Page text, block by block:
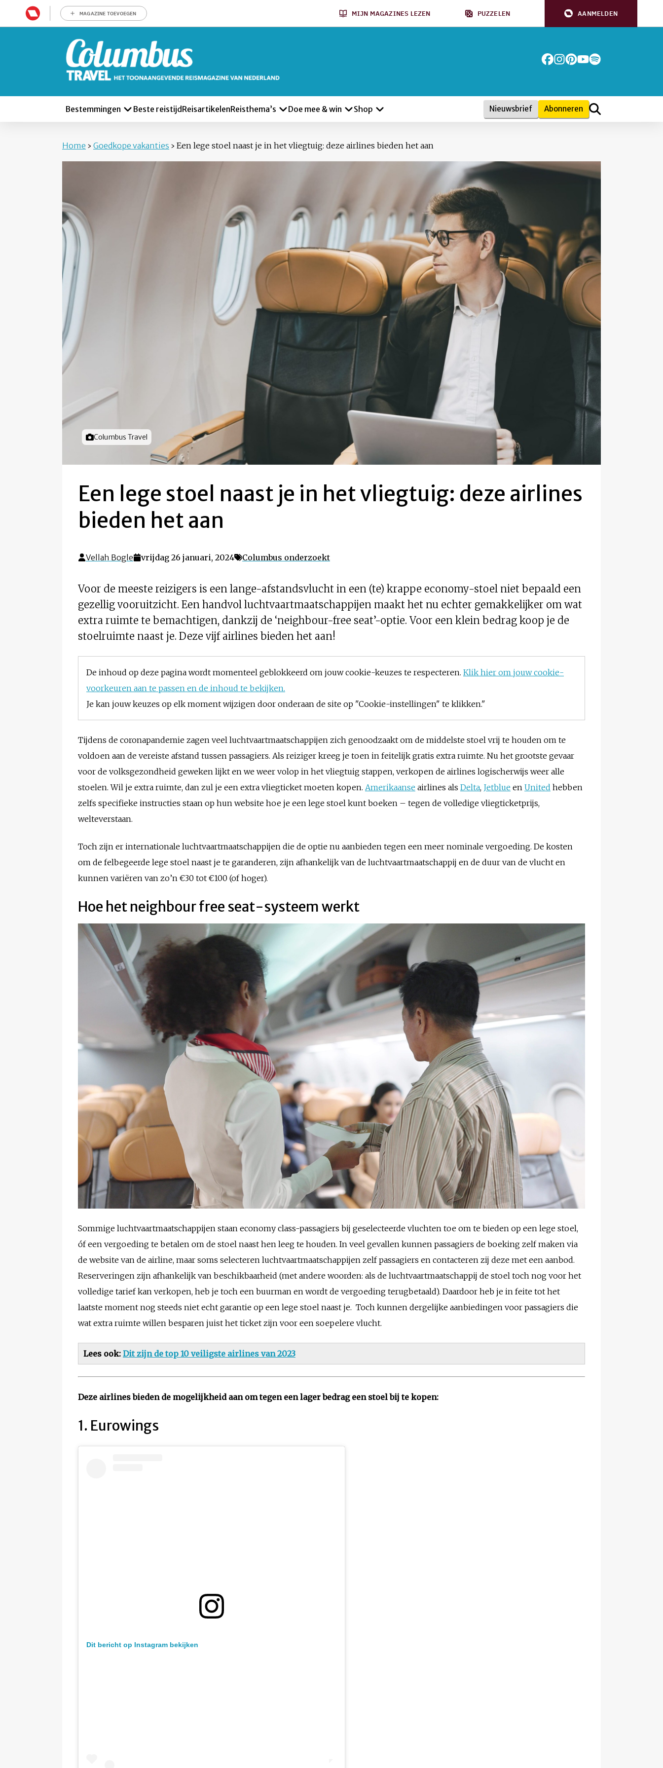
MAGAZINE TOEVOEGEN MIJN MAGAZINES LEZEN PUZZELEN AANMELDEN
Bestemmingen Beste reistijd ReisartikelenReisthema’s Doe mee & win Shop Nieuwsbrief Abonneren
Home › Goedkope vakanties › Een lege stoel naast je in het vliegtuig: deze airlines bieden het aan
Foto door
Columbus Travel
Een lege stoel naast je in het vliegtuig: deze airlines
bieden het aan
Vellah Bogle vrijdag 26 januari, 2024 Columbus onderzoekt
Voor de meeste reizigers is een lange-afstandsvlucht in een (te) krappe economy-stoel niet bepaald een
gezellig vooruitzicht. Een handvol luchtvaartmaatschappijen maakt het nu echter gemakkelijker om wat
extra ruimte te bemachtigen, dankzij de ‘neighbour-free seat’-optie. Voor een klein bedrag koop je de
stoelruimte naast je. Deze vijf airlines bieden het aan!
De inhoud op deze pagina wordt momenteel geblokkeerd om jouw cookie-keuzes te respecteren. Klik hier om jouw cookie-
voorkeuren aan te passen en de inhoud te bekijken.
Je kan jouw keuzes op elk moment wijzigen door onderaan de site op "Cookie-instellingen" te klikken."
Tijdens de coronapandemie zagen veel luchtvaartmaatschappijen zich genoodzaakt om de middelste stoel vrij te houden om te
voldoen aan de vereiste afstand tussen passagiers. Als reiziger kreeg je toen in feitelijk gratis extra ruimte. Nu het grootste gevaar
voor de volksgezondheid geweken lijkt en we weer volop in het vliegtuig stappen, verkopen de airlines logischerwijs weer alle
stoelen. Wil je extra ruimte, dan zul je een extra vliegticket moeten kopen. Amerikaanse airlines als Delta, Jetblue en United hebben
zelfs specifieke instructies staan op hun website hoe je een lege stoel kunt boeken – tegen de volledige vliegticketprijs,
welteverstaan.
Toch zijn er internationale luchtvaartmaatschappijen die de optie nu aanbieden tegen een meer nominale vergoeding. De kosten
om de felbegeerde lege stoel naast je te garanderen, zijn afhankelijk van de luchtvaartmaatschappij en de duur van de vlucht en
kunnen variëren van zo’n €30 tot €100 (of hoger).
Hoe het neighbour free seat-systeem werkt
Sommige luchtvaartmaatschappijen staan economy class-passagiers bij geselecteerde vluchten toe om te bieden op een lege stoel,
óf een vergoeding te betalen om de stoel naast hen leeg te houden. In veel gevallen kunnen passagiers de boeking zelf maken via
de website van de airline, maar soms selecteren luchtvaartmaatschappijen zelf passagiers en contacteren zij deze met een aanbod.
Reserveringen zijn afhankelijk van beschikbaarheid (met andere woorden: als de luchtvaartmaatschappij de stoel toch nog voor het
volledige tarief kan verkopen, heb je toch een buurman en wordt de vergoeding terugbetaald). Daardoor heb je in feite tot het
laatste moment nog steeds niet echt garantie op een lege stoel naast je. Toch kunnen dergelijke aanbiedingen voor passagiers die
wat extra ruimte willen besparen juist het ticket zijn voor een soepelere vlucht.
Lees ook: Dit zijn de top 10 veiligste airlines van 2023
Deze airlines bieden de mogelijkheid aan om tegen een lager bedrag een stoel bij te kopen:
1. Eurowings
Dit bericht op Instagram bekijken